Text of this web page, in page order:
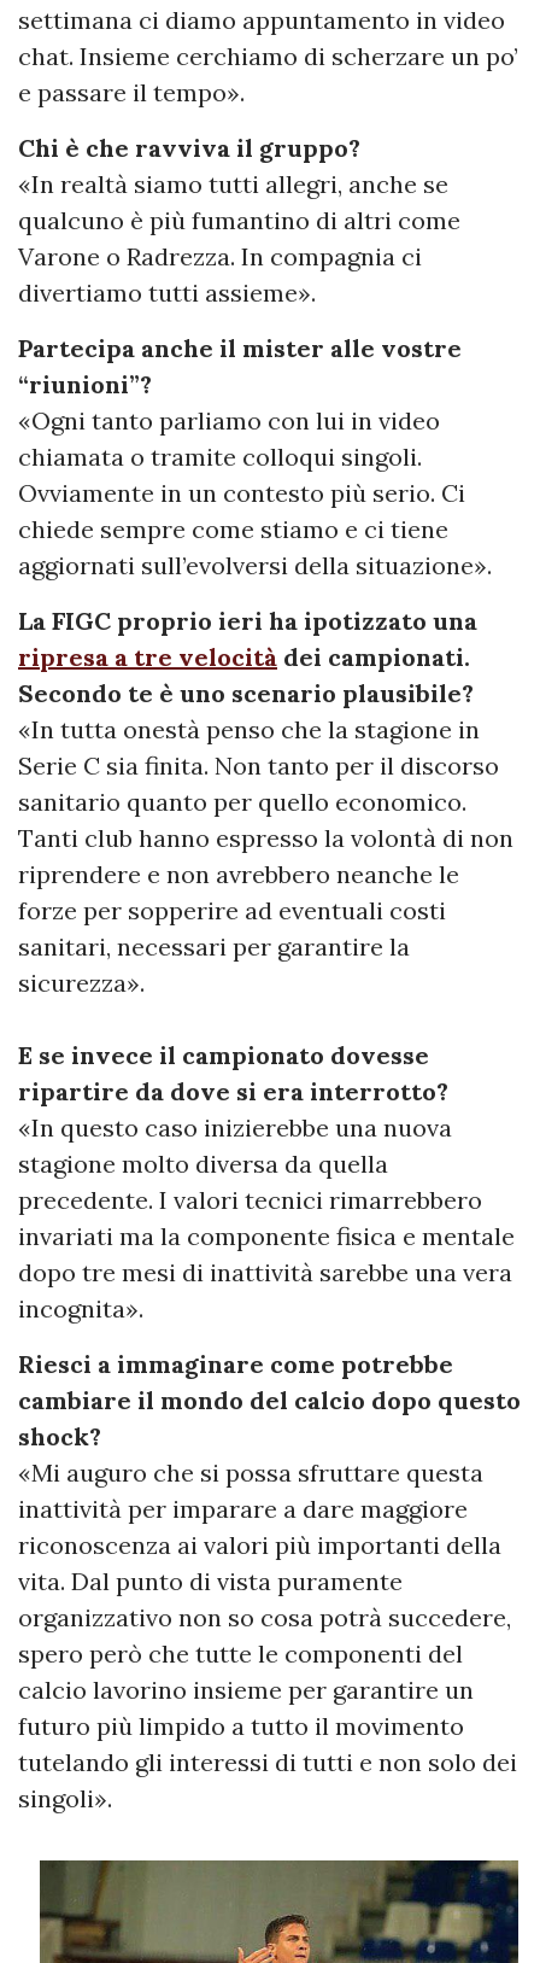
settimana ci diamo appuntamento in video
chat. Insieme cerchiamo di scherzare un po’
e passare il tempo».
Chi è che ravviva il gruppo?
«In realtà siamo tutti allegri, anche se
qualcuno è più fumantino di altri come
Varone o Radrezza. In compagnia ci
divertiamo tutti assieme».
Partecipa anche il mister alle vostre
“riunioni”?
«Ogni tanto parliamo con lui in video
chiamata o tramite colloqui singoli.
Ovviamente in un contesto più serio. Ci
chiede sempre come stiamo e ci tiene
aggiornati sull’evolversi della situazione».
La FIGC proprio ieri ha ipotizzato una
ripresa a tre velocità dei campionati.
Secondo te è uno scenario plausibile?
«In tutta onestà penso che la stagione in
Serie C sia finita. Non tanto per il discorso
sanitario quanto per quello economico.
Tanti club hanno espresso la volontà di non
riprendere e non avrebbero neanche le
forze per sopperire ad eventuali costi
sanitari, necessari per garantire la
sicurezza».
E se invece il campionato dovesse
ripartire da dove si era interrotto?
«In questo caso inizierebbe una nuova
stagione molto diversa da quella
precedente. I valori tecnici rimarrebbero
invariati ma la componente fisica e mentale
dopo tre mesi di inattività sarebbe una vera
incognita».
Riesci a immaginare come potrebbe
cambiare il mondo del calcio dopo questo
shock?
«Mi auguro che si possa sfruttare questa
inattività per imparare a dare maggiore
riconoscenza ai valori più importanti della
vita. Dal punto di vista puramente
organizzativo non so cosa potrà succedere,
spero però che tutte le componenti del
calcio lavorino insieme per garantire un
futuro più limpido a tutto il movimento
tutelando gli interessi di tutti e non solo dei
singoli».